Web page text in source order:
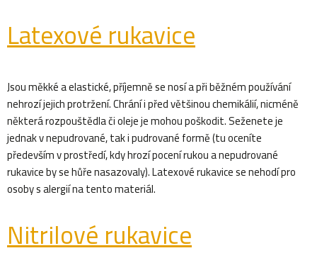
k
v
ý
p
i
s
Latexové rukavice
Jsou měkké a elastické, příjemně se nosí a při běžném používání
nehrozí jejich protržení. Chrání i před většinou chemikálií, nicméně
některá rozpouštědla či oleje je mohou poškodit. Seženete je
jednak v nepudrované, tak i pudrované formě (tu oceníte
především v prostředí, kdy hrozí pocení rukou a nepudrované
rukavice by se hůře nasazovaly). Latexové rukavice se nehodí pro
osoby s alergií na tento materiál.
Nitrilové rukavice